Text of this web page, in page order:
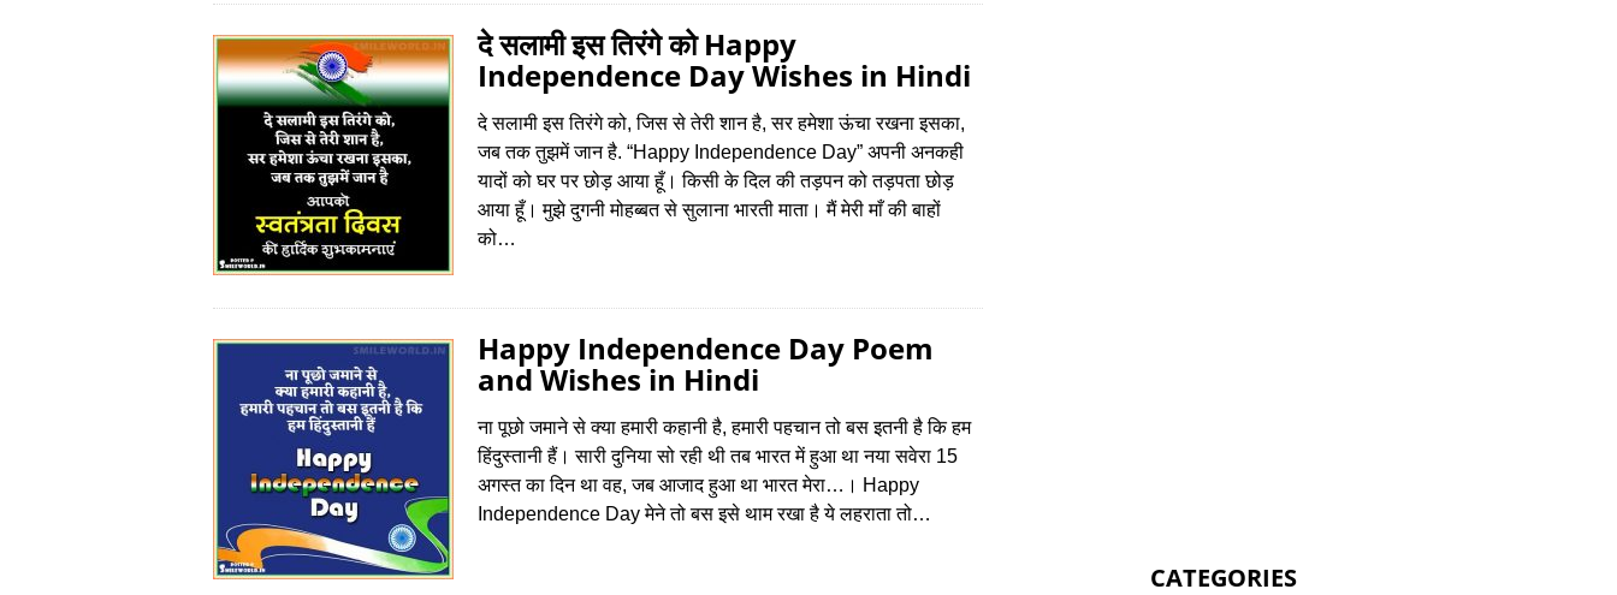
दे सलामी इस तिरंगे को Happy
Independence Day Wishes in Hindi
दे सलामी इस तिरंगे को, जिस से तेरी शान है, सर हमेशा ऊंचा रखना इसका,
जब तक तुझमें जान है. “Happy Independence Day” अपनी अनकही
यादों को घर पर छोड़ आया हूँ। किसी के दिल की तड़पन को तड़पता छोड़
आया हूँ। मुझे दुगनी मोहब्बत से सुलाना भारती माता। मैं मेरी माँ की बाहों
को…
Happy Independence Day Poem
and Wishes in Hindi
ना पूछो जमाने से क्या हमारी कहानी है, हमारी पहचान तो बस इतनी है कि हम
हिंदुस्तानी हैं। सारी दुनिया सो रही थी तब भारत में हुआ था नया सवेरा 15
अगस्त का दिन था वह, जब आजाद हुआ था भारत मेरा…। Happy
Independence Day मेने तो बस इसे थाम रखा है ये लहराता तो…
CATEGORIES